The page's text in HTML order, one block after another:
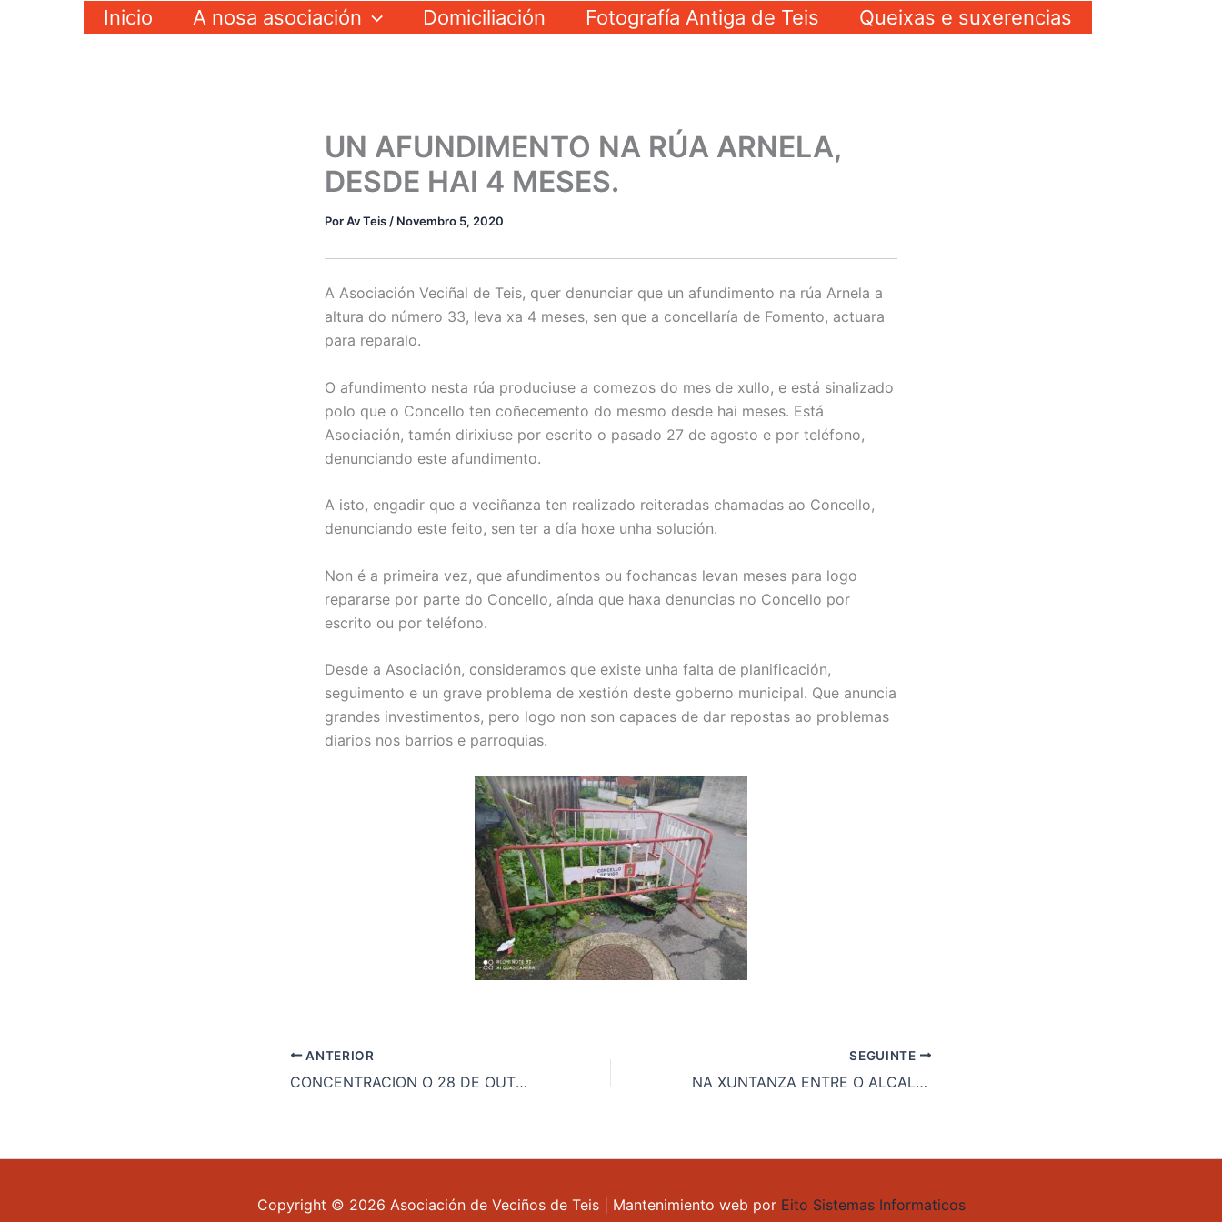
ao
Inicio A nosa asociación Domiciliación Fotografía Antiga de Teis Queixas e suxerencias
UN AFUNDIMENTO NA RÚA ARNELA,
DESDE HAI 4 MESES.
PorAv Teis / Novembro 5, 2020
A Asociación Veciñal de Teis, quer denunciar que un afundimento na rúa Arnela a
altura do número 33, leva xa 4 meses, sen que a concellaría de Fomento, actuara
para reparalo.
O afundimento nesta rúa produciuse a comezos do mes de xullo, e está sinalizado
polo que o Concello ten coñecemento do mesmo desde hai meses. Está
Asociación, tamén dirixiuse por escrito o pasado 27 de agosto e por teléfono,
denunciando este afundimento.
A isto, engadir que a veciñanza ten realizado reiteradas chamadas ao Concello,
denunciando este feito, sen ter a día hoxe unha solución.
Non é a primeira vez, que afundimentos ou fochancas levan meses para logo
repararse por parte do Concello, aínda que haxa denuncias no Concello por
escrito ou por teléfono.
Desde a Asociación, consideramos que existe unha falta de planificación,
seguimento e un grave problema de xestión deste goberno municipal. Que anuncia
grandes investimentos, pero logo non son capaces de dar repostas ao problemas
diarios nos barrios e parroquias.
ANTERIOR
CONCENTRACION O 28 DE OUTUBRO ÁS 10:30 HORAS NO CONCELLO, PARA ESIXIR A MELLORA DOS PASOS ELEVADOS SOBRE A AP-9.
SEGUINTE
NA XUNTANZA ENTRE O ALCALDE E O SECRETARIO DE INFRAESTRUTURAS, NON HOUBO NINGÚN COMPROMISO SOBRE A AUTOESTRADA AP9.
Copyright © 2026 Asociación de Veciños de Teis | Mantenimiento web por Eito Sistemas Informaticos